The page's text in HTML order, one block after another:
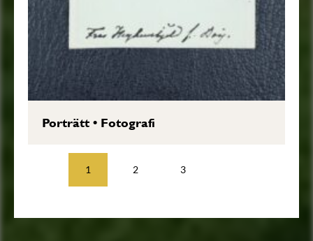
Porträtt• Fotografi
1 2 3